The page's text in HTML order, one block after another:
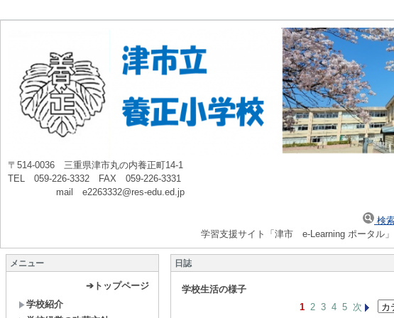
〒514-0036 三重県津市丸の内養正町14-1
TEL 059-226-3332 FAX 059-226-3331
mail e2263332@res-edu.ed.jp
検
学習支援サイト「津市 e-Learning ポータル
メニュー
➔トップページ
学校紹介
日誌
学校生活の様子
1 2 3 4 5 次